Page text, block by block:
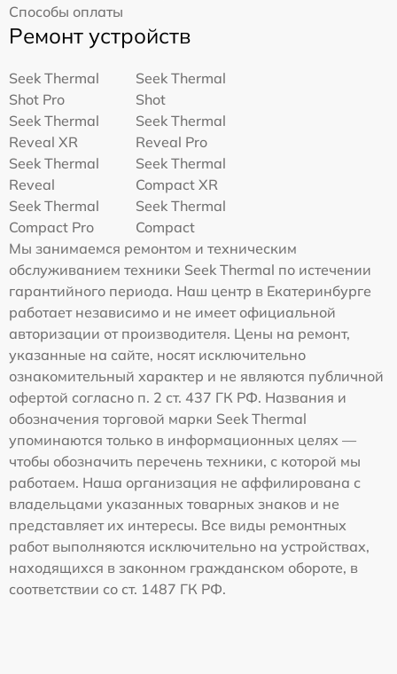
Способы оплаты
Ремонт устройств
Seek Thermal
Shot Pro
Seek Thermal
Shot
Seek Thermal
Reveal XR
Seek Thermal
Reveal Pro
Seek Thermal
Reveal
Seek Thermal
Compact XR
Seek Thermal
Compact Pro
Seek Thermal
Compact
Мы занимаемся ремонтом и техническим
обслуживанием техники Seek Thermal по истечении
гарантийного периода. Наш центр в Екатеринбурге
работает независимо и не имеет официальной
авторизации от производителя. Цены на ремонт,
указанные на сайте, носят исключительно
ознакомительный характер и не являются публичной
офертой согласно п. 2 ст. 437 ГК РФ. Названия и
обозначения торговой марки Seek Thermal
упоминаются только в информационных целях —
чтобы обозначить перечень техники, с которой мы
работаем. Наша организация не аффилирована с
владельцами указанных товарных знаков и не
представляет их интересы. Все виды ремонтных
работ выполняются исключительно на устройствах,
находящихся в законном гражданском обороте, в
соответствии со ст. 1487 ГК РФ.